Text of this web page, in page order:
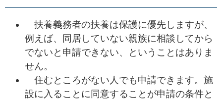
扶養義務者の扶養は保護に優先しますが、
例えば、同居していない親族に相談してから
でないと申請できない、ということはありま
せん。
住むところがない人でも申請できます。施
設に入ることに同意することが申請の条件と